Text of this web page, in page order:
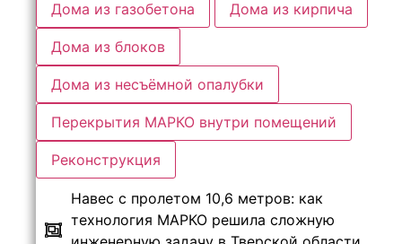
Дома из газобетона Дома из кирпича
Дома из блоков
Дома из несъёмной опалубки
Перекрытия МАРКО внутри помещений
Реконструкция
Навес с пролетом 10,6 метров: как
технология МАРКО решила сложную